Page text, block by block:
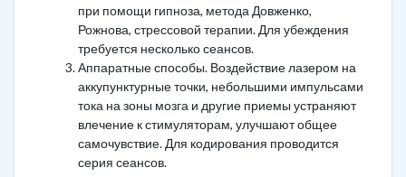
при помощи гипноза, метода Довженко,
Рожнова, стрессовой терапии. Для убеждения
требуется несколько сеансов.
Аппаратные способы. Воздействие лазером на
аккупунктурные точки, небольшими импульсами
тока на зоны мозга и другие приемы устраняют
влечение к стимуляторам, улучшают общее
самочувствие. Для кодирования проводится
серия сеансов.